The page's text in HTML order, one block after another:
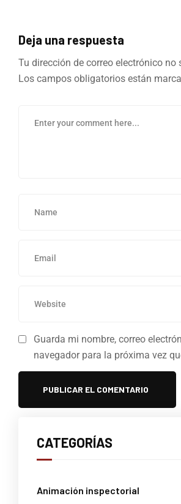
Deja una respuesta
Tu dirección de correo electrónico no
Los campos obligatorios están
Guarda mi nombre, correo
navegador para la próxima vez
CATEGORÍAS
Animación inspectorial